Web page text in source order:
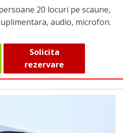
20 locuri pe scaune,
audio, microfon.
Solicita
rezervare